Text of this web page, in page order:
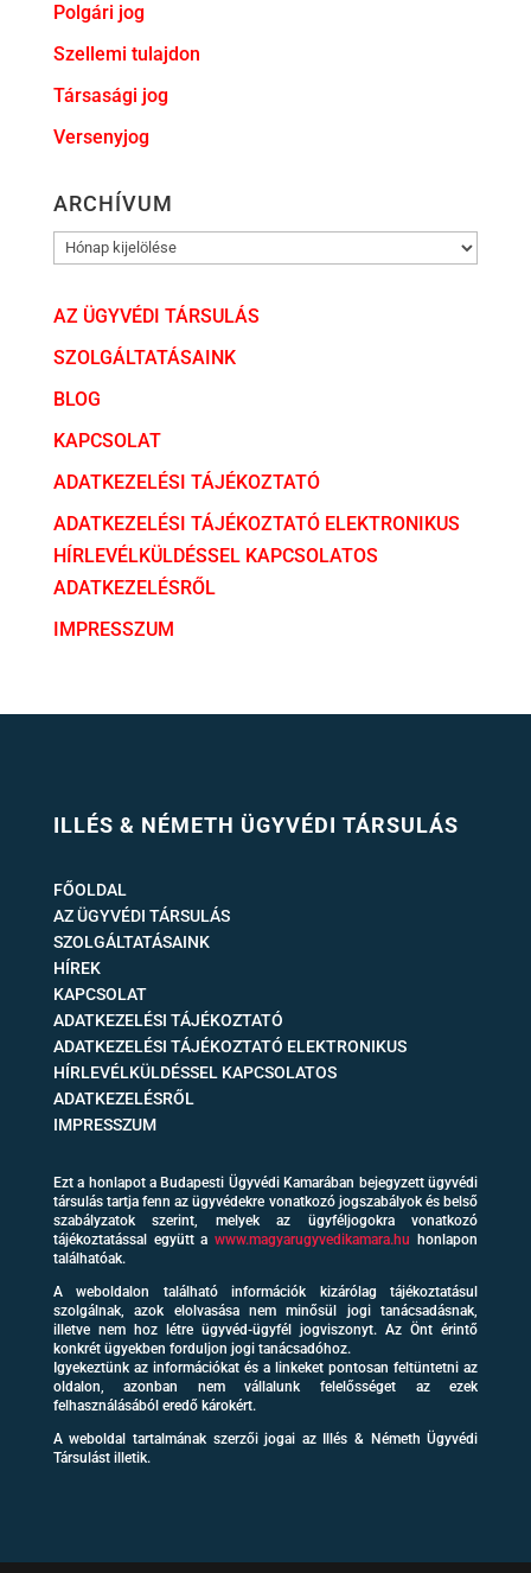
Polgári jog
Szellemi tulajdon
Társasági jog
Versenyjog
ARCHÍVUM
ARCHÍVUM
AZ ÜGYVÉDI TÁRSULÁS
SZOLGÁLTATÁSAINK
BLOG
KAPCSOLAT
ADATKEZELÉSI TÁJÉKOZTATÓ
ADATKEZELÉSI TÁJÉKOZTATÓ ELEKTRONIKUS
HÍRLEVÉLKÜLDÉSSEL KAPCSOLATOS
ADATKEZELÉSRŐL
IMPRESSZUM
ILLÉS & NÉMETH ÜGYVÉDI TÁRSULÁS
FŐOLDAL
AZ ÜGYVÉDI TÁRSULÁS
SZOLGÁLTATÁSAINK
HÍREK
KAPCSOLAT
ADATKEZELÉSI TÁJÉKOZTATÓ
ADATKEZELÉSI TÁJÉKOZTATÓ ELEKTRONIKUS
HÍRLEVÉLKÜLDÉSSEL KAPCSOLATOS
ADATKEZELÉSRŐL
IMPRESSZUM
Ezt a honlapot a Budapesti Ügyvédi Kamarában bejegyzett ügyvédi
társulás tartja fenn az ügyvédekre vonatkozó jogszabályok és belső
szabályzatok szerint, melyek az ügyféljogokra vonatkozó
tájékoztatással együtt awww.magyarugyvedikamara.hu honlapon
találhatóak.
A weboldalon található információk kizárólag tájékoztatásul
szolgálnak, azok elolvasása nem minősül jogi tanácsadásnak,
illetve nem hoz létre ügyvéd-ügyfél jogviszonyt. Az Önt érintő
konkrét ügyekben forduljon jogi tanácsadóhoz.
Igyekeztünk az információkat és a linkeket pontosan feltüntetni az
oldalon, azonban nem vállalunk felelősséget az ezek
felhasználásából eredő károkért.
A weboldal tartalmának szerzői jogai az Illés & Németh Ügyvédi
Társulást illetik.